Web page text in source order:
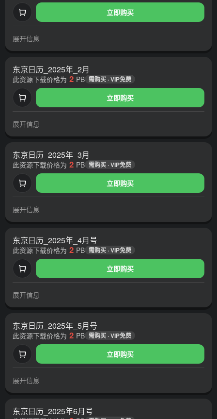
立即购买
展开信息
东京日历_2025年_2月
立即购买
此资源下载价格为 2 PB 需购买 · VIP免费
展开信息
东京日历_2025年_3月
立即购买
此资源下载价格为 2 PB 需购买 · VIP免费
展开信息
东京日历_2025年_4月号
立即购买
此资源下载价格为 2 PB 需购买 · VIP免费
展开信息
东京日历_2025年_5月号
立即购买
此资源下载价格为 2 PB 需购买 · VIP免费
展开信息
东京日历_2025年6月号